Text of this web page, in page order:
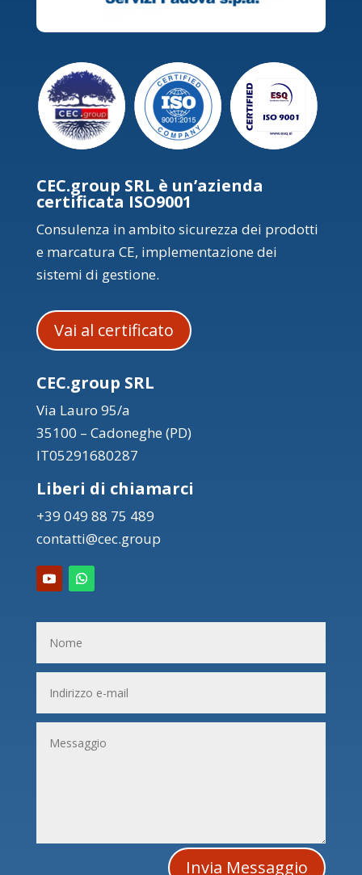
CEC.group SRL è un’azienda
certificata ISO9001
Consulenza in ambito sicurezza dei prodotti
e marcatura CE, implementazione dei
sistemi di gestione.
Vai al certificato
CEC.group SRL
Via Lauro 95/a
35100 – Cadoneghe (PD)
IT05291680287
Liberi di chiamarci
+39 049 88 75 489
contatti@cec.group
Invia Messaggio